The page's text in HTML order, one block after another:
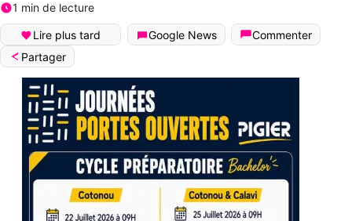
1 min de lecture
Lire plus tard Google News
Commenter
Partager